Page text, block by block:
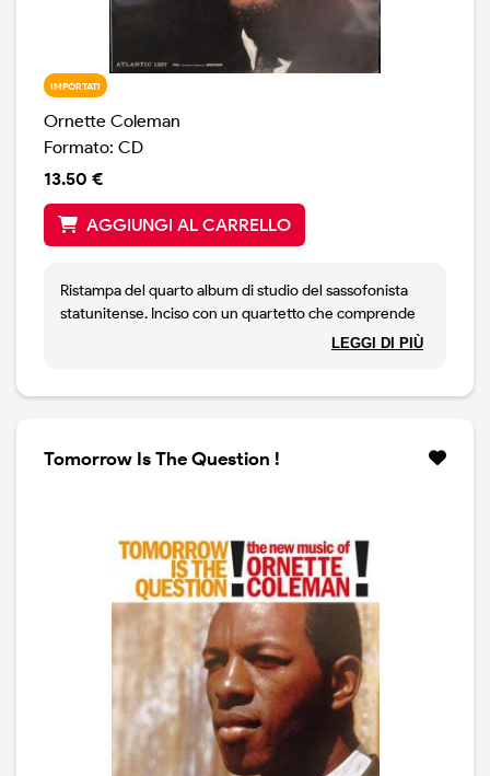
IMPORTATI
Ornette Coleman
Formato: CD
13.50 €
AGGIUNGI AL CARRELLO
Ristampa del quarto album di studio del sassofonista
statunitense. Inciso con un quartetto che comprende
Coleman al sax alto, Donald Cherry alla tromba, Charlie
LEGGI DI PIÙ
Tomorrow Is The Question !